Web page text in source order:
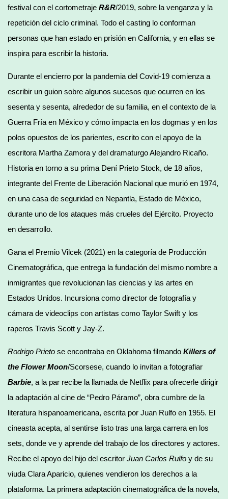
festival con el cortometraje R&R/2019, sobre la venganza y la
repetición del ciclo criminal. Todo el casting lo conforman
personas que han estado en prisión en California, y en ellas se
inspira para escribir la historia.
Durante el encierro por la pandemia del Covid-19 comienza a
escribir un guion sobre algunos sucesos que ocurren en los
sesenta y sesenta, alrededor de su familia, en el contexto de la
Guerra Fría en México y cómo impacta en los dogmas y en los
polos opuestos de los parientes, escrito con el apoyo de la
escritora Martha Zamora y del dramaturgo Alejandro Ricaño.
Historia en torno a su prima Dení Prieto Stock, de 18 años,
integrante del Frente de Liberación Nacional que murió en 1974,
en una casa de seguridad en Nepantla, Estado de México,
durante uno de los ataques más crueles del Ejército. Proyecto
en desarrollo.
Gana el Premio Vilcek (2021) en la categoría de Producción
Cinematográfica, que entrega la fundación del mismo nombre a
inmigrantes que revolucionan las ciencias y las artes en
Estados Unidos. Incursiona como director de fotografía y
cámara de videoclips con artistas como Taylor Swift y los
raperos Travis Scott y Jay-Z.
Rodrigo Prieto se encontraba en Oklahoma filmando Killers of
the Flower Moon/Scorsese, cuando lo invitan a fotografiar
Barbie, a la par recibe la llamada de Netflix para ofrecerle dirigir
la adaptación al cine de “Pedro Páramo”, obra cumbre de la
literatura hispanoamericana, escrita por Juan Rulfo en 1955. El
cineasta acepta, al sentirse listo tras una larga carrera en los
sets, donde ve y aprende del trabajo de los directores y actores.
Recibe el apoyo del hijo del escritor Juan Carlos Rulfo y de su
viuda Clara Aparicio, quienes vendieron los derechos a la
plataforma. La primera adaptación cinematográfica de la novela,